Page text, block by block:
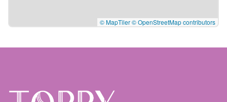
© MapTiler© OpenStreetMap contributors